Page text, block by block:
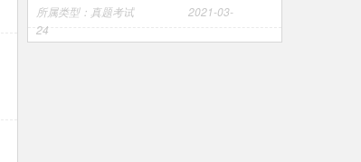
所属类型：真题考试
2021-03-
24